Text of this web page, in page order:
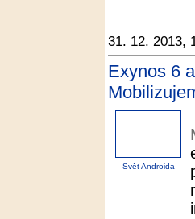
31. 12. 2013,
Exynos 6
Svět Androida